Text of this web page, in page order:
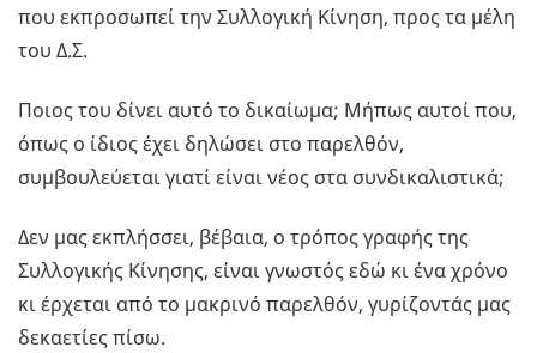
που εκπροσωπεί την Συλλογική Κίνηση, προς τα μέλη
του Δ.Σ.
Ποιος του δίνει αυτό το δικαίωμα; Μήπως αυτοί που,
όπως ο ίδιος έχει δηλώσει στο παρελθόν,
συμβουλεύεται γιατί είναι νέος στα συνδικαλιστικά;
Δεν μας εκπλήσσει, βέβαια, ο τρόπος γραφής της
Συλλογικής Κίνησης, είναι γνωστός εδώ κι ένα χρόνο
κι έρχεται από το μακρινό παρελθόν, γυρίζοντάς μας
δεκαετίες πίσω.